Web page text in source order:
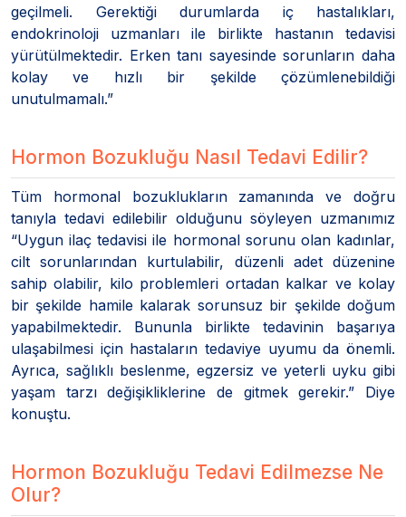
geçilmeli. Gerektiği durumlarda iç hastalıkları,
endokrinoloji uzmanları ile birlikte hastanın tedavisi
yürütülmektedir. Erken tanı sayesinde sorunların daha
kolay ve hızlı bir şekilde çözümlenebildiği
unutulmamalı.”
Hormon Bozukluğu Nasıl Tedavi Edilir?
Tüm hormonal bozuklukların zamanında ve doğru
tanıyla tedavi edilebilir olduğunu söyleyen uzmanımız
“Uygun ilaç tedavisi ile hormonal sorunu olan kadınlar,
cilt sorunlarından kurtulabilir, düzenli adet düzenine
sahip olabilir, kilo problemleri ortadan kalkar ve kolay
bir şekilde hamile kalarak sorunsuz bir şekilde doğum
yapabilmektedir. Bununla birlikte tedavinin başarıya
ulaşabilmesi için hastaların tedaviye uyumu da önemli.
Ayrıca, sağlıklı beslenme, egzersiz ve yeterli uyku gibi
yaşam tarzı değişikliklerine de gitmek gerekir.” Diye
konuştu.
Hormon Bozukluğu Tedavi Edilmezse Ne
Olur?